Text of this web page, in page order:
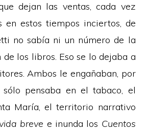
dejan las ventas, cada vez
en estos tiempos inciertos, de
no sabía ni un número de la
los libros. Eso se lo dejaba a
Ambos le engañaban, por
sólo pensaba en el tabaco, el
María, el territorio narrativo
breve e inunda los Cuentos